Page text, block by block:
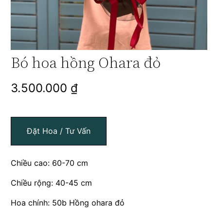
Bó hoa hồng Ohara đỏ
3.500.000 ₫
Đặt Hoa / Tư Vấn
Chiều cao: 60-70 cm
Chiều rộng: 40-45 cm
Hoa chính: 50b Hồng ohara đỏ